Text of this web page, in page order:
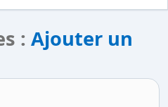
: Ajouter un